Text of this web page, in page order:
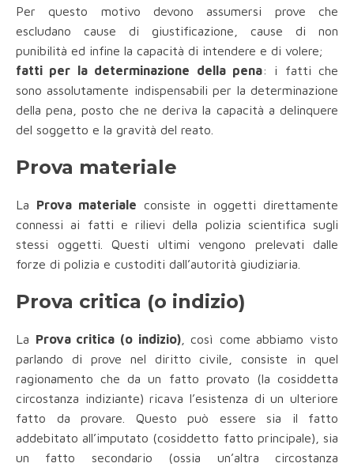
Per questo motivo devono assumersi prove che
escludano cause di giustificazione, cause di non
punibilità ed infine la capacità di intendere e di volere;
fatti per la determinazione della pena: i fatti che
sono assolutamente indispensabili per la determinazione
della pena, posto che ne deriva la capacità a delinquere
del soggetto e la gravità del reato.
Prova materiale
La Prova materiale consiste in oggetti direttamente
connessi ai fatti e rilievi della polizia scientifica sugli
stessi oggetti. Questi ultimi vengono prelevati dalle
forze di polizia e custoditi dall’autorità giudiziaria.
Prova critica (o indizio)
La Prova critica (o indizio), così come abbiamo visto
parlando di prove nel diritto civile, consiste in quel
ragionamento che da un fatto provato (la cosiddetta
circostanza indiziante) ricava l’esistenza di un ulteriore
fatto da provare. Questo può essere sia il fatto
addebitato all’imputato (cosiddetto fatto principale), sia
un fatto secondario (ossia un’altra circostanza